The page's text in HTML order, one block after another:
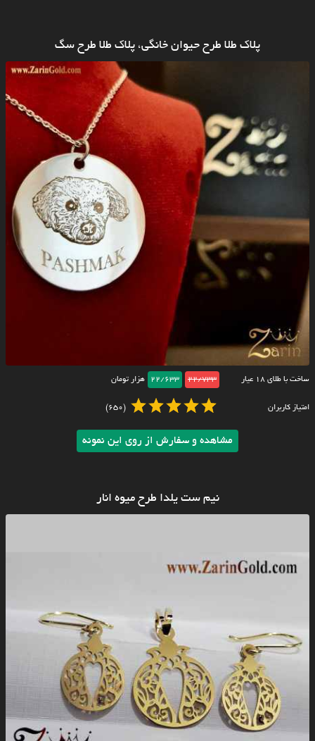
پلاک طلا طرح حیوان خانگی، پلاک طلا طرح سگ
ساخت با طلای ۱۸ عیار 22/733
22/633 هزار تومان
امتیاز کاربران (650)
مشاهده و سفارش از روی این نمونه
نیم ست یلدا طرح میوه انار